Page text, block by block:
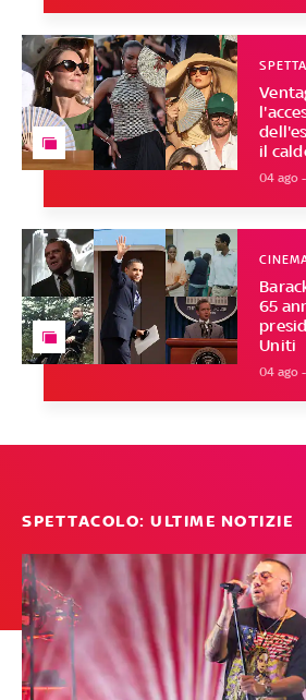
il
04 ago
65
Uniti
04 ago
SPETTACOLO: ULTIME NOTIZIE